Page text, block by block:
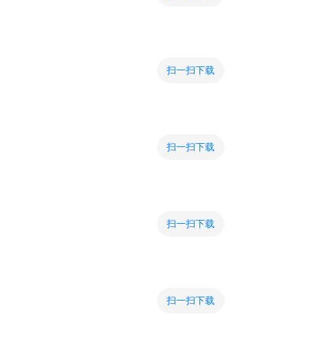
扫一扫下载
扫一扫下载
扫一扫下载
扫一扫下载